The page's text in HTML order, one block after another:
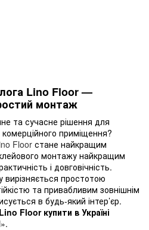
Lino Floor —
монтаж
та сучасне рішення для
приміщення?
Floor стане найкращим
монтажу найкращим
і довговічність.
вирізняється простотою
та привабливим зовнішнім
в будь-який інтер’єр.
Floor купити в Україні